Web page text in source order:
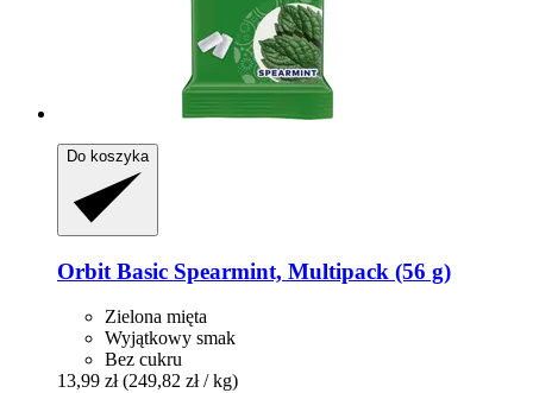
Do koszyka
Orbit Basic Spearmint, Multipack (56 g)
Zielona mięta
Wyjątkowy smak
Bez cukru
13,99 zł (249,82 zł / kg)